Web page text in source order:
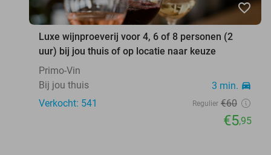
favorite_border
Luxe wijnproeverij voor 4, 6 of 8 personen (2
uur) bij jou thuis of op locatie naar keuze
Primo-Vin
Bij jou thuis
3 min. directions_car
Verkocht: 541 Regulier €60
€5,95